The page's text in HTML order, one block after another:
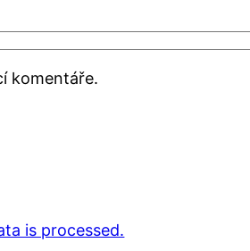
komentáře.
is processed.